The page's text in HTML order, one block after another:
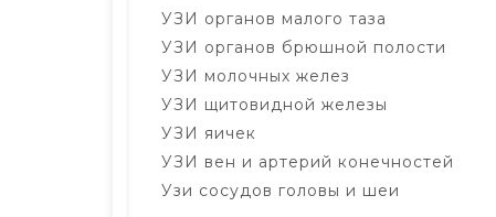
УЗИ органов малого таза
УЗИ органов брюшной полости
УЗИ молочных желез
УЗИ щитовидной железы
УЗИ яичек
УЗИ вен и артерий конечностей
Узи сосудов головы и шеи